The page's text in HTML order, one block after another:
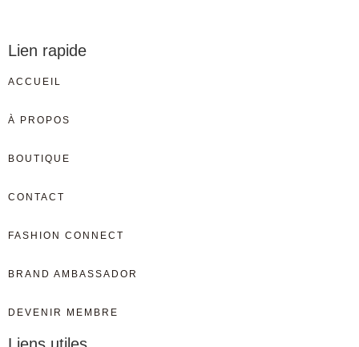
Lien rapide
ACCUEIL
À PROPOS
BOUTIQUE
CONTACT
FASHION CONNECT
BRAND AMBASSADOR
DEVENIR MEMBRE